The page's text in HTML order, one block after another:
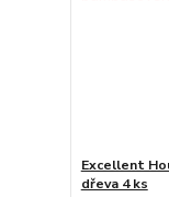
Excellent
dřeva 4 ks